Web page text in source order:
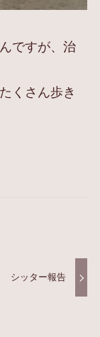
ですが、治
くさん歩き
シッター報告